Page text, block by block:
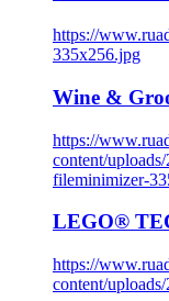
https://
335x256.jpg
Wine &
https://
content/
fileminimizer-
LEGO®
https://
content/